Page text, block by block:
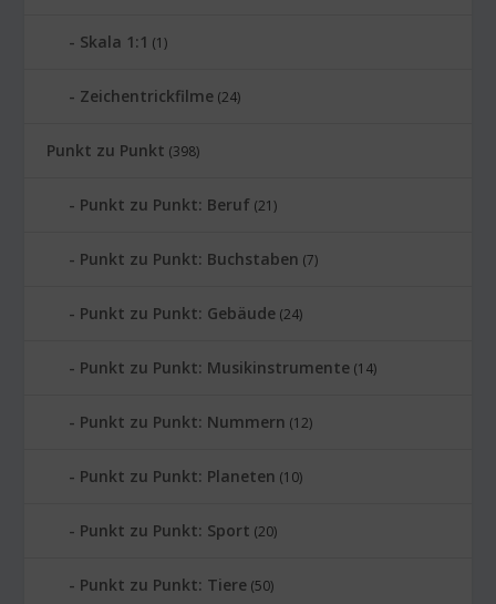
Skala 1:1 (1)
Zeichentrickfilme (24)
Punkt zu Punkt (398)
Punkt zu Punkt: Beruf (21)
Punkt zu Punkt: Buchstaben (7)
Punkt zu Punkt: Gebäude (24)
Punkt zu Punkt: Musikinstrumente (14)
Punkt zu Punkt: Nummern (12)
Punkt zu Punkt: Planeten (10)
Punkt zu Punkt: Sport (20)
Punkt zu Punkt: Tiere (50)